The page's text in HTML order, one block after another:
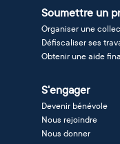
Soumettre un
Organiser une
Défiscaliser ses
Obtenir une aide
S'engager
Devenir bénévole
Nous rejoindre
Nous donner